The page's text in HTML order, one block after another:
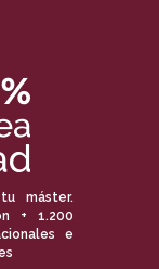
máster.
+ 1.200
e